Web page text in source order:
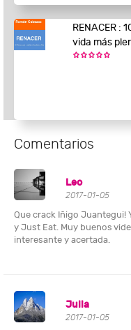
RENACER :
vida más
Comentarios
Leo
2017-01-05
Que crack Iñigo Juantegui!
y Just Eat. Muy buenos
interesante y acertada.
Julia
2017-01-05